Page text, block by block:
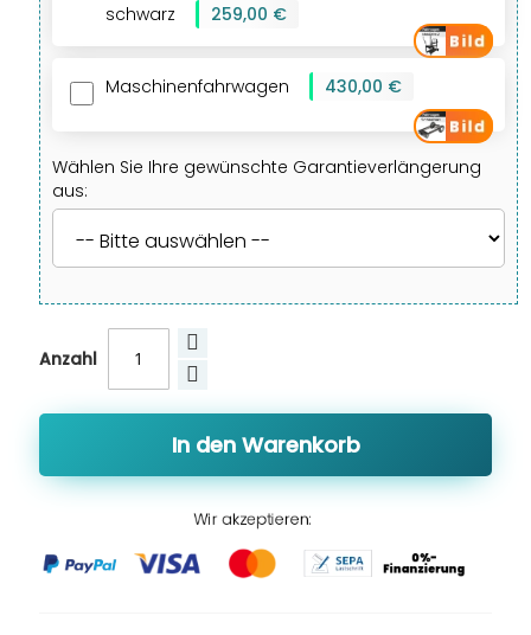
schwarz
259,00 €
Maschinenfahrwagen 430,00 €
Wählen Sie Ihre gewünschte Garantieverlängerung
aus:
Anzahl
In den Warenkorb